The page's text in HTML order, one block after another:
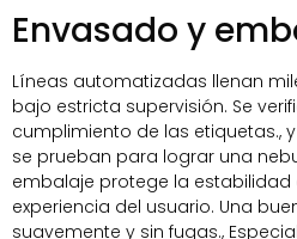
Envasado y
Líneas automatizadas llenan
bajo estricta supervisión. Se
cumplimiento de las etiquetas.,
se prueban para lograr una
embalaje protege la
experiencia del usuario. Una
suavemente y sin fugas.,